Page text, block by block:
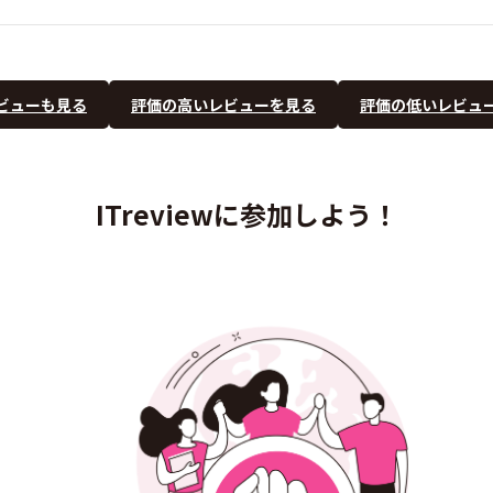
ューも見る 評価の高いレビューを見る 評価の低いレビュ
ITreviewに参加しよう！